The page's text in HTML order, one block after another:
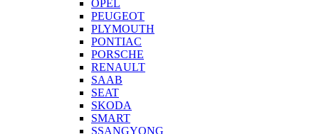
OPEL
PEUGEOT
PLYMOUTH
PONTIAC
PORSCHE
RENAULT
SAAB
SEAT
SKODA
SMART
SSANGYONG